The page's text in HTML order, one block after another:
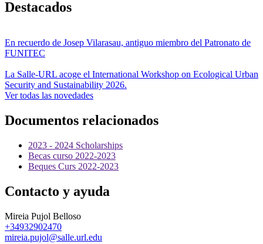
Destacados
En recuerdo de Josep Vilarasau, antiguo miembro del Patronato de
FUNITEC
La Salle-URL acoge el International Workshop on Ecological Urban
Security and Sustainability 2026.
Ver todas las novedades
Documentos relacionados
2023 - 2024 Scholarships
Becas curso 2022-2023
Beques Curs 2022-2023
Contacto y ayuda
Mireia Pujol Belloso
+34932902470
mireia.pujol@salle.url.edu